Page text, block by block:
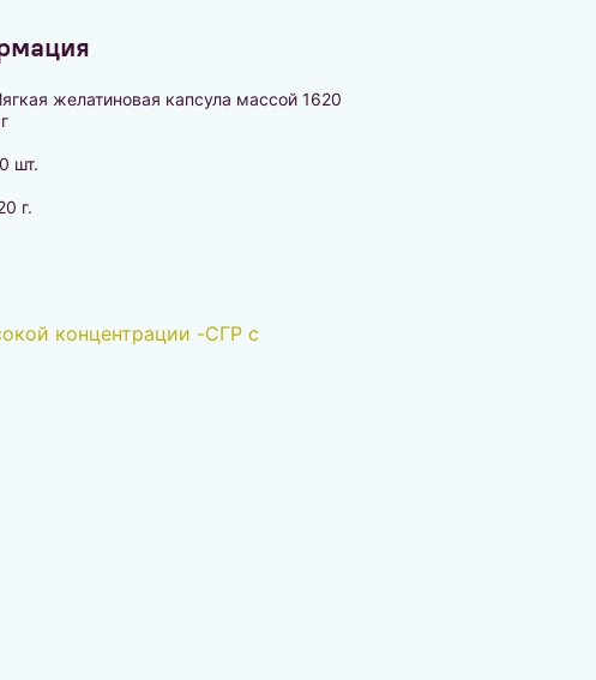
желатиновая капсула массой 1620
шт.
г.
концентрации -СГР с